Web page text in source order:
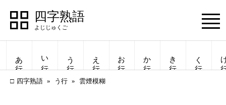
四字熟語 Menu
あ行 い行 う行 え行 お行 か行 き行 く行
四字熟語 う行 雲煙模糊